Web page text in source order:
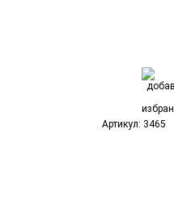
Артикул: 3465